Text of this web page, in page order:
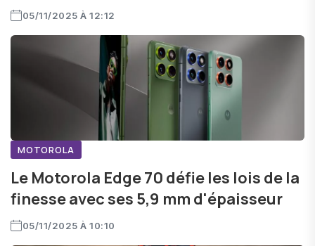
05/11/2025 À 12:12
MOTOROLA
Le Motorola Edge 70 défie les lois de la
finesse avec ses 5,9 mm d'épaisseur
05/11/2025 À 10:10